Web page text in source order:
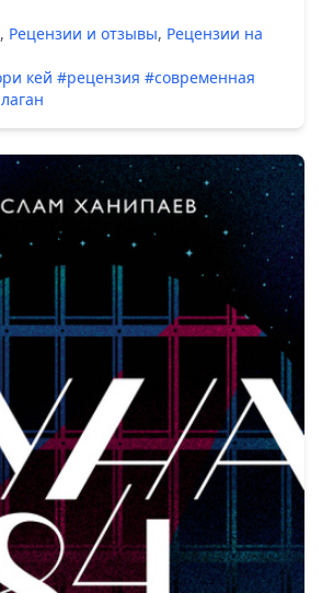
, Рецензии и отзывы, Рецензии на
кей #рецензия #современная